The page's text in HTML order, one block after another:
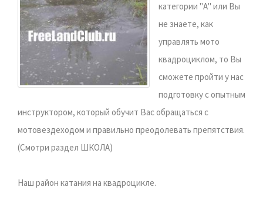
категории "А" или Вы
не знаете, как
управлять мото
квадроциклом, то Вы
сможете пройти у нас
подготовку с опытным
инструктором, который обучит Вас обращаться с
мотовездеходом и правильно преодолевать препятствия.
(Смотри раздел ШКОЛА)
Наш район катания на квадроцикле.